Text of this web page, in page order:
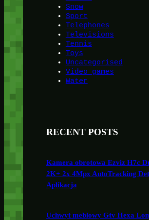
Snow
Sport
Telephones
Televisions
Tennis
Toys
Uncategorised
Video games
Water
RECENT POSTS
Kamera obrotowa Ezviz H7c
2K+ 2x 4Mpx AutoTracking
Aplikacja
Uchwyt meblowy Gtv Hexa